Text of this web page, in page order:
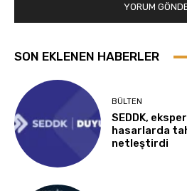
SON EKLENEN HABERLER
BÜLTEN
SEDDK,
hasarlarda
netleştirdi